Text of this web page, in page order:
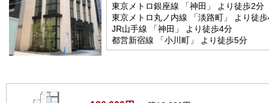
東京メトロ銀座線 「神田」 より徒歩2分
東京メトロ丸ノ内線 「淡路町」 より徒
JR山手線 「神田」 より徒歩4分
都営新宿線 「小川町」 より徒歩5分